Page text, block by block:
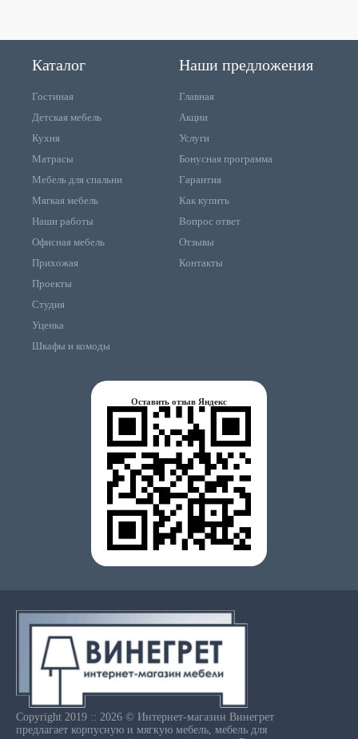
Каталог
Гостиная
Детская мебель
Кухня
Матрасы
Мебель для спальни
Мягкая мебель
Наши работы
Офисная мебель
Прихожая
Проекты
Студия
Уценка
Шкафы и комоды
Наши предложения
Главная
Акции
Услуги
Бонусная программа
Гарантия
Как купить
Вопрос ответ
Отзывы
Контакты
Оставить отзыв Яндекс
Copyright 2019 :: 2026 © Интернет-магазин Винегрет
предлагает корпусную и мягкую мебель, мебель для